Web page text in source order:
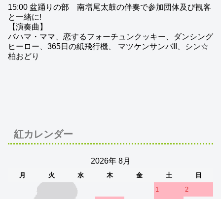
15:00 盆踊りの部 南増尾太鼓の伴奏で参加団体及び観客
と一緒に!
【演奏曲】
バハマ・ママ、恋するフォーチュンクッキー、ダンシング
ヒーロー、365日の紙飛行機、 マツケンサンバII、シン☆
柏おどり
紅カレンダー
2026年 8月
月 火 水 木 金 土
日
1
2